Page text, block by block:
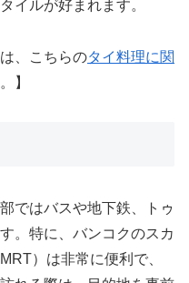
イルが好まれます。
、こちらのタイ料理に関
】
ではバスや地下鉄、トゥ
。特に、バンコクのスカ
）は非常に便利で、